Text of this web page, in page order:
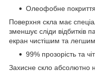
Олеофобне покриття
Поверхня скла має
зменшує сліди відбитків
екран чистішим та легшим
99% прозорість та
Захисне скло абсолютно